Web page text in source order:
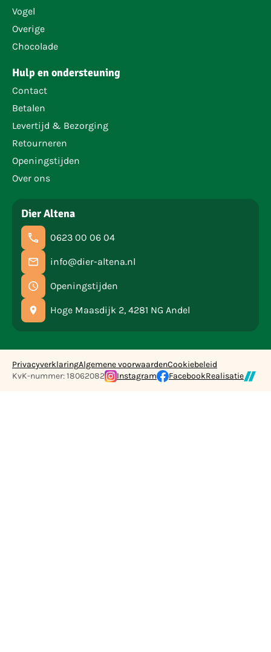
Vogel
Overige
Chocolade
Hulp en ondersteuning
Contact
Betalen
Levertijd & Bezorging
Retourneren
Openingstijden
Over ons
Dier Altena
0623 00 06 04
info@dier-altena.nl
Openingstijden
Hoge Maasdijk 2, 4281 NG Andel
PrivacyverklaringAlgemene voorwaardenCookiebeleid
KvK-nummer: 18062082
Instagram FacebookRealisatie